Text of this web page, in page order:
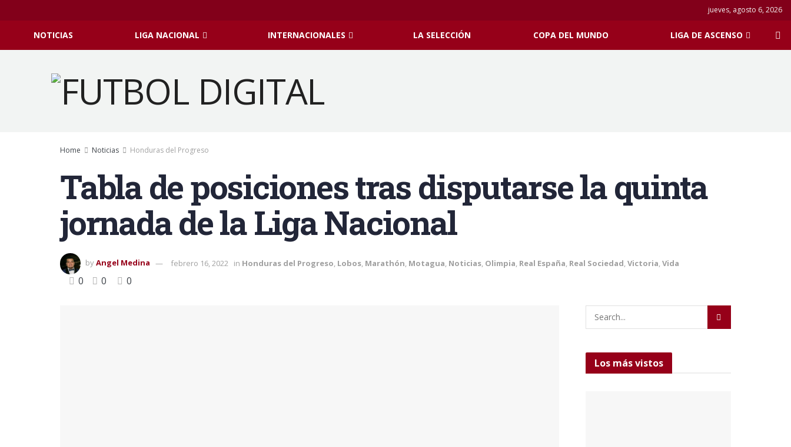
jueves, agosto 6, 2026
NOTICIAS LIGA NACIONAL INTERNACIONALES LA SELECCIÓN COPA DEL MUNDO LIGA DE ASCENSO
Home Noticias Honduras del Progreso
Tabla de posiciones tras disputarse la quinta
jornada de la Liga Nacional
byAngel Medina febrero 16, 2022 in Honduras del Progreso Lobos Marathón Motagua Noticias Olimpia Real España Real Sociedad Victoria Vida
0 0 0
Los más vistos